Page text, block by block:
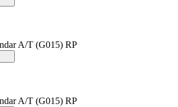
A/T (G015) RP
A/T (G015) RP